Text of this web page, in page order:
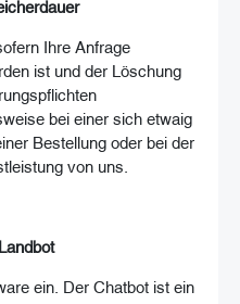
Ihre Anfrage
ist und der Löschung
bei einer sich etwaig
Bestellung oder bei der
von uns.
ein. Der Chatbot ist ein